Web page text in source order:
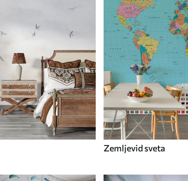
Zemljevid sveta